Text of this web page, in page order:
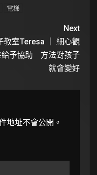
電梯
Next
教室Teresa ｜ 細心觀
給予協助 方法對孩子
就會變好
地址不會公開。